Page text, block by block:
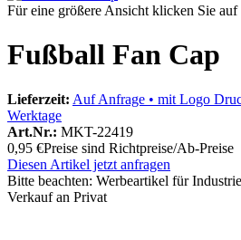
Für eine größere Ansicht klicken Sie auf
Fußball Fan Cap
Lieferzeit: Auf Anfrage • mit Logo
Werktage
Art.Nr.: MKT-22419
0,95 €Preise sind Richtpreise/Ab-Preise
Diesen Artikel jetzt anfragen
Bitte beachten: Werbeartikel für
Verkauf an Privat